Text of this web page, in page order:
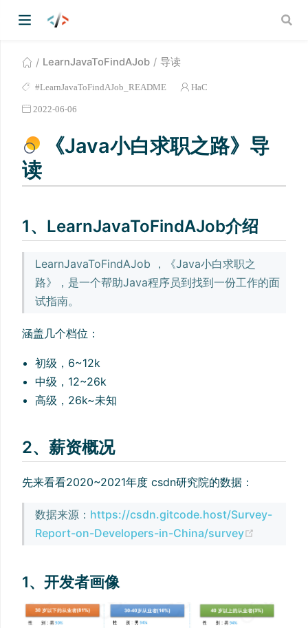
LearnJavaToFindAJob 导读
#LearnJavaToFindAJob_README HaC
2022-06-06
《Java小白求职之路》导
读
1、LearnJavaToFindAJob介绍
LearnJavaToFindAJob ，《Java小白求职之
路》，是一个帮助Java程序员到找到一份工作的面
试指南。
涵盖几个档位：
初级，6~12k
中级，12~26k
高级，26k~未知
2、薪资概况
先来看看2020~2021年度 csdn研究院的数据：
数据来源： https://csdn.gitcode.host/Survey-
Report-on-Developers-in-China/survey
1、开发者画像